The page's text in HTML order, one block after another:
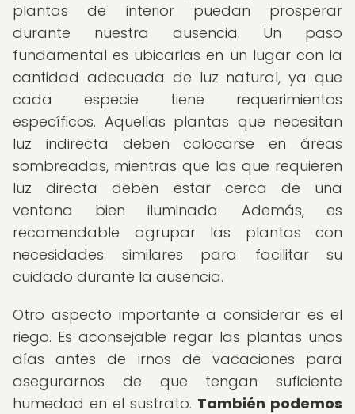
plantas de interior puedan prosperar
durante nuestra ausencia. Un paso
fundamental es ubicarlas en un lugar con la
cantidad adecuada de luz natural, ya que
cada especie tiene requerimientos
específicos. Aquellas plantas que necesitan
luz indirecta deben colocarse en áreas
sombreadas, mientras que las que requieren
luz directa deben estar cerca de una
ventana bien iluminada. Además, es
recomendable agrupar las plantas con
necesidades similares para facilitar su
cuidado durante la ausencia.
Otro aspecto importante a considerar es el
riego. Es aconsejable regar las plantas unos
días antes de irnos de vacaciones para
asegurarnos de que tengan suficiente
humedad en el sustrato. También podemos